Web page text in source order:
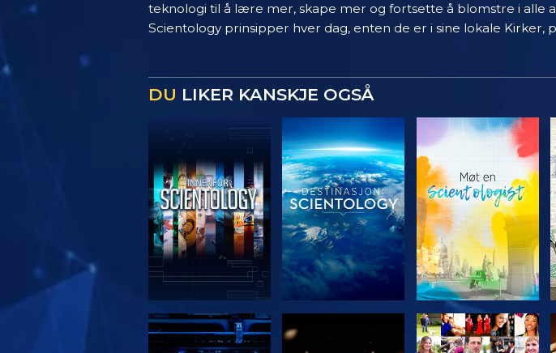
teknologi til å lære mer, skape mer og fortsette å blomstre i alle
Scientology prinsipper hver dag, enten de er i sine lokale Kirker,
DU LIKER KANSKJE OGSÅ